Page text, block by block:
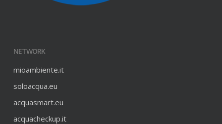
NETWORK
mioambiente.it
soloacqua.eu
acquasmart.eu
acquacheckup.it